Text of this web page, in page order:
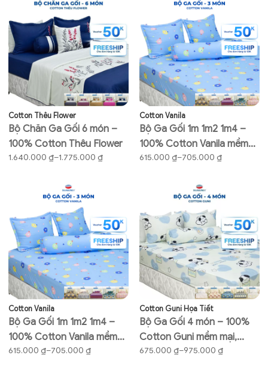
1.450.000 ₫
1.480.000 ₫
1.750.000 ₫
1.905.000 ₫
Cotton Thêu Flower
Bộ Chăn Ga Gối 6 món –
100% Cotton Thêu Flower
1.640.000₫–1.775.000₫
Khoảng
1.640.000 ₫
1.775.000 ₫
Cotton Vanila
Bộ Ga Gối 1m 1m2 1m4 –
100% Cotton Vanila mềm
mại, thoáng mát
615.000 ₫–705.000 ₫
Khoảng
615.000 ₫
705.000 ₫
Cotton Vanila
Bộ Ga Gối 1m 1m2 1m4 –
100% Cotton Vanila mềm
mại, thoáng mát (2)
615.000₫–705.000₫
Khoảng
Cotton Guni Họa Tiết
Bộ Ga Gối 4 món – 100%
Cotton Guni mềm mại,
thoáng mát
675.000 ₫–975.000 ₫
Khoảng